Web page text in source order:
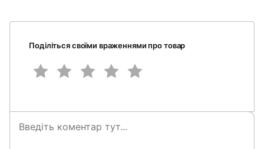
Поділіться своїми враженнями про товар